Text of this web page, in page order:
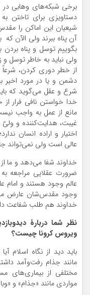
برخی شبکه‌های وهابی در
دستاویزی برای تاختن
شیعیان این اماکن را
آن پناه ببرند ولی الآن که
بگوییم توسل و پناه
ولی نباید به خاطر توسل
از خطر دوری کردن،
دشمن و یا در مورد اخیر
شرع و عقل می‌گوید که
خدا خواستن نافی فرار
مانع از عمل به واجب
غیبت، هدایت‌کننده و
اختیار و اراده انسان
عالی است ولی نمی‌تواند
خداوند شفا می‌دهد و ما از
ضرورت عقلایی مراجعه
عالم وجود هستند و امام
وجود مقدس‌شان عارض
خداوند هم طلب شفاعت
نظر شما دربارۀ
ویروس کرونا چیست؟
باید دید از نگاه اسلام
مانند جذام رفت‌وآمد
مختلفی از بیماری‌های
مواردی مانند «جذام» و